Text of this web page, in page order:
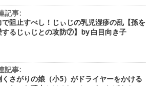
記事:
で阻止すべし！じぃじの乳児湿疹の乱【孫を
するじぃじとの攻防⑦】by 白目向き子
記事:
くさがりの娘（小5）がドライヤーをかける